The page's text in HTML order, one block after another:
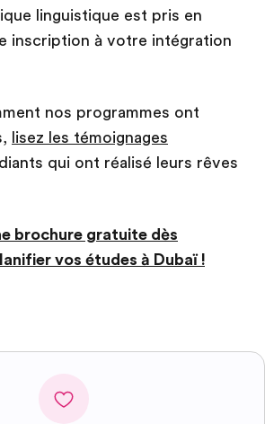
linguistique est pris en
inscription à votre intégration
nos programmes ont
lisez les témoignages
qui ont réalisé leurs rêves
brochure gratuite dès
vos études à Dubaï !